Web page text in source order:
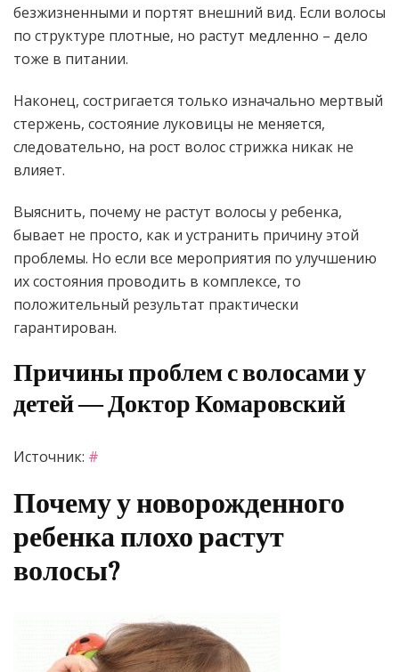
безжизненными и портят внешний вид. Если волосы
по структуре плотные, но растут медленно – дело
тоже в питании.
Наконец, состригается только изначально мертвый
стержень, состояние луковицы не меняется,
следовательно, на рост волос стрижка никак не
влияет.
Выяснить, почему не растут волосы у ребенка,
бывает не просто, как и устранить причину этой
проблемы. Но если все мероприятия по улучшению
их состояния проводить в комплексе, то
положительный результат практически
гарантирован.
Причины проблем с волосами у
детей — Доктор Комаровский
Источник: #
Почему у новорожденного
ребенка плохо растут
волосы?